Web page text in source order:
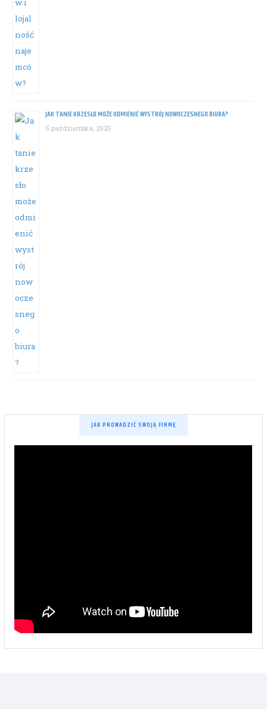
JAK TANIE KRZESŁO MOŻE ODMIENIĆ WYSTRÓJ NOWOCZESNEGO BIURA?
5 października, 2025
JAK PROWADZIĆ SWOJĄ FIRMĘ